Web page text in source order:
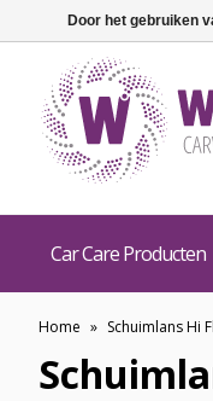
Car Care Producten
Home » Schuimlans Hi
Door het gebruiken